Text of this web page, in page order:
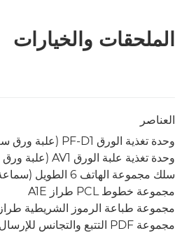
الملحقات والخيارات
العناصر
وحدة تغذية الورق PF-D1 (علبة ورق سعة 550 ورقة)
وحدة تغذية علبة الورق AV1 (علبة ورق سعة 550 ورقة)
سلك مجموعة الهاتف 6 الطويل (سماعة الهاتف)
مجموعة خطوط PCL طراز A1E
مجموعة طباعة الرموز الشريطية طراز D1E
مجموعة PDF التتبع والتجانس للإرسال العام A1